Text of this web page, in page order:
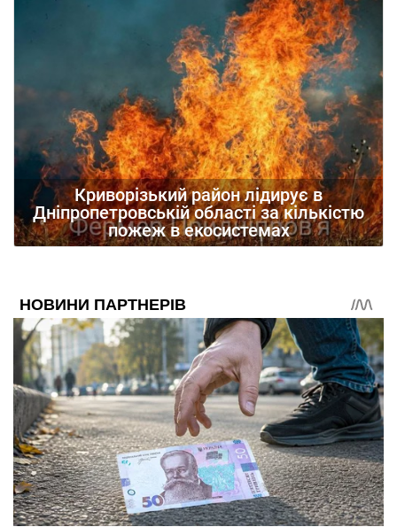
Криворізький район лідирує в
Дніпропетровській області за кількістю
пожеж в екосистемах